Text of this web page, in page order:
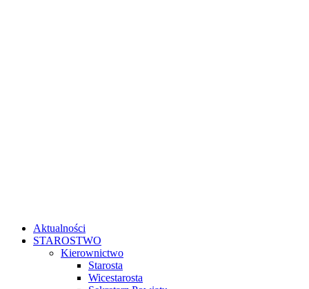
Aktualności
STAROSTWO
Kierownictwo
Starosta
Wicestarosta